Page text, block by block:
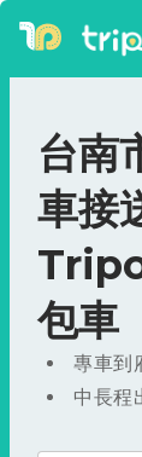
台南
車接
包車
專車到
中長程